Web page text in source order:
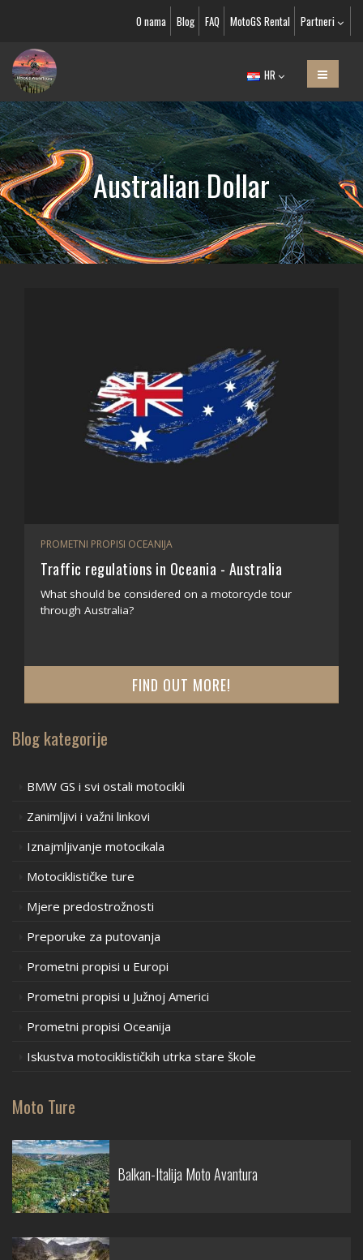
O nama Blog FAQ MotoGS Rental Partneri
HR
Australian Dollar
PROMETNI PROPISI OCEANIJA
Traffic regulations in Oceania - Australia
What should be considered on a motorcycle tour
through Australia?
FIND OUT MORE!
Blog kategorije
BMW GS i svi ostali motocikli
Zanimljivi i važni linkovi
Iznajmljivanje motocikala
Motociklističke ture
Mjere predostrožnosti
Preporuke za putovanja
Prometni propisi u Europi
Prometni propisi u Južnoj Americi
Prometni propisi Oceanija
Iskustva motociklističkih utrka stare škole
Moto Ture
Balkan-Italija Moto Avantura